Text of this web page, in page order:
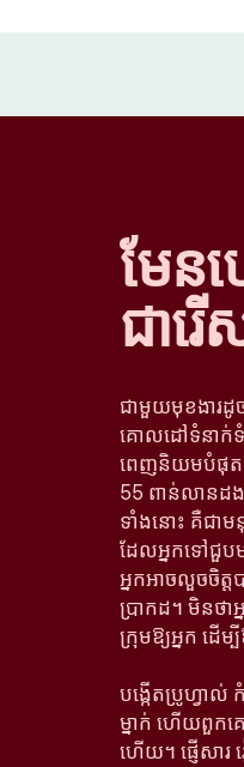
មែន
ជារ
ជាមួយមុខងារដូ
គោលដៅទំនាក់ទំ
ពេញនិយមបំផុតក្
55 ពាន់លានដង
ទាំងនោះ គឺជាម
ដែលអ្នកទៅជួប
អ្នកអាចលួចចិត្
ប្រាកដ។ មិនថា
ក្រុមឱ្យអ្នក ដើម្
បង្កើតប្រូហ្វា
ម្នាក់ ហើយពួកគ
ហើយ។ ផ្ញើសារ